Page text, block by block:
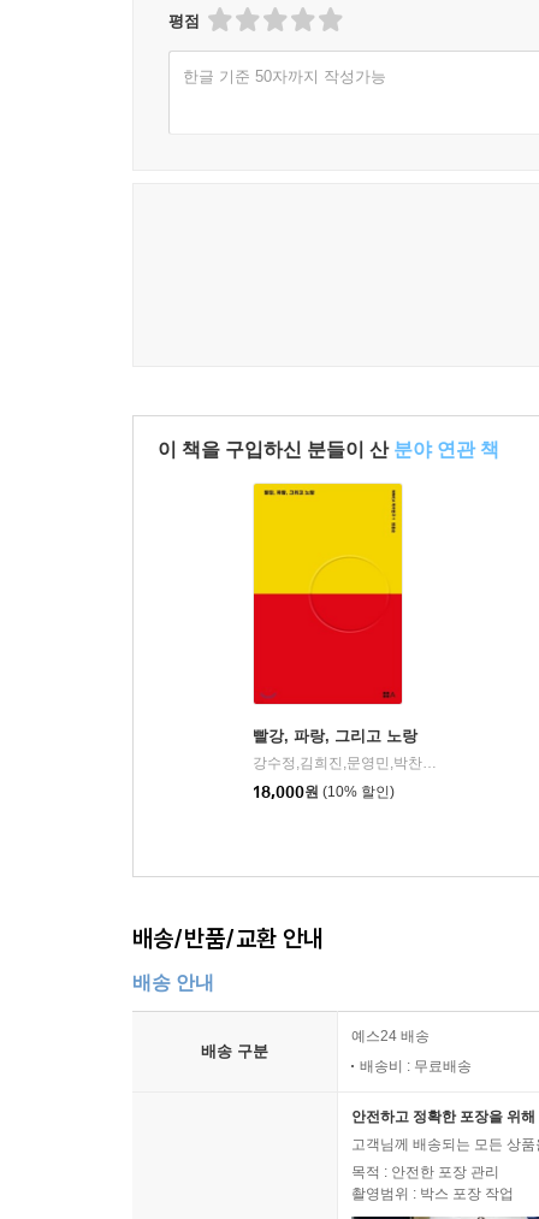
평점
한글 기준 50자까지 작성가능
이 책을 구입하신 분들이 산 분야 연관 책
빨강, 파랑, 그리고 노랑
강수정,김희진,문영민,박찬경,서동진,양효실,오사카 고이치로,유운성,만수르 지크리,조지 클라크 공저
18,000원 (10% 할인)
배송/반품/교환 안내
배송 안내
배송 구분
예스24 배송
배송비 : 무료배송
안전하고 정확한 포장을 위
고객님께 배송되는 모든 상
목적 : 안전한 포장 관리
촬영범위 : 박스 포장 작업